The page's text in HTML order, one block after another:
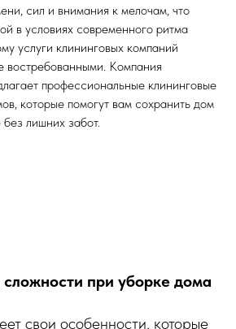
сил и внимания к мелочам, что
в условиях современного ритма
услуги клининговых компаний
востребованными. Компания
профессиональные клининговые
которые помогут вам сохранить дом
лишних забот.
при уборке дома
свои особенности, которые